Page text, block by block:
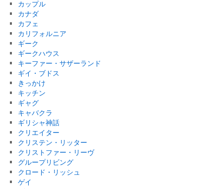
カップル
カナダ
カフェ
カリフォルニア
ギーク
ギークハウス
キーファー・サザーランド
ギイ・ブドス
きっかけ
キッチン
ギャグ
キャバクラ
ギリシャ神話
クリエイター
クリステン・リッター
クリストファー・リーヴ
グループリビング
クロード・リッシュ
ゲイ